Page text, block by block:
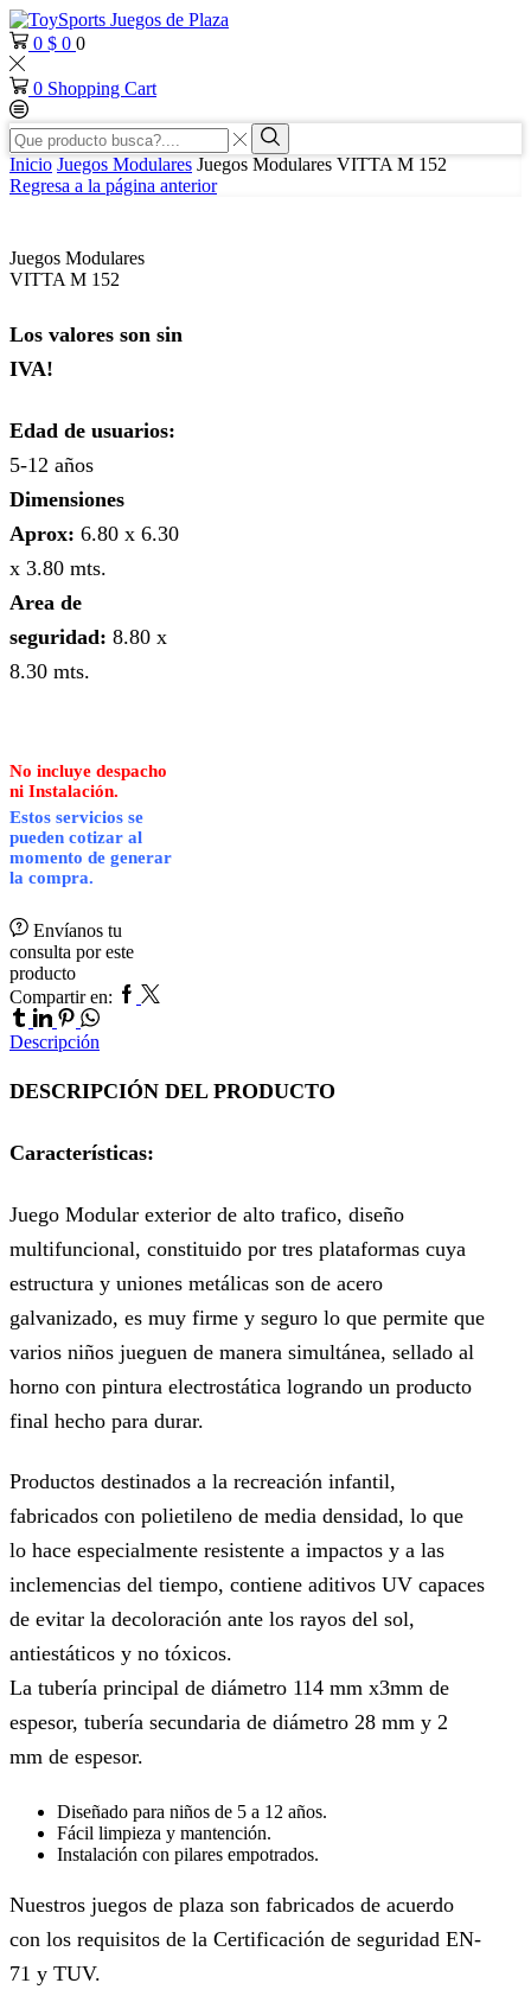
0 $ 0 0
0 Shopping Cart
Search
input
Search
Inicio Juegos Modulares Juegos Modulares VITTA M 152
Regresa a la página anterior
Juegos Modulares
VITTA M 152
Los valores son sin
IVA!
Edad de usuarios:
5-12 años
Dimensiones
Aprox: 6.80 x 6.30
x 3.80 mts.
Area de
seguridad: 8.80 x
8.30 mts.
No incluye despacho
ni Instalación.
Estos servicios se
pueden cotizar al
momento de generar
la compra.
Envíanos tu
consulta por este
producto
Compartir en: Facebook
Twitter
Linkedin
Pinterest
Whatsapp
Descripción
DESCRIPCIÓN DEL PRODUCTO
Características:
Juego Modular exterior de alto trafico, diseño
multifuncional, constituido por tres plataformas cuya
estructura y uniones metálicas son de acero
galvanizado, es muy firme y seguro lo que permite que
varios niños jueguen de manera simultánea, sellado al
horno con pintura electrostática logrando un producto
final hecho para durar.
Productos destinados a la recreación infantil,
fabricados con polietileno de media densidad, lo que
lo hace especialmente resistente a impactos y a las
inclemencias del tiempo, contiene aditivos UV capaces
de evitar la decoloración ante los rayos del sol,
antiestáticos y no tóxicos.
La tubería principal de diámetro 114 mm x3mm de
espesor, tubería secundaria de diámetro 28 mm y 2
mm de espesor.
Diseñado para niños de 5 a 12 años.
Fácil limpieza y mantención.
Instalación con pilares empotrados.
Nuestros juegos de plaza son fabricados de acuerdo
con los requisitos de la Certificación de seguridad EN-
71 y TUV.